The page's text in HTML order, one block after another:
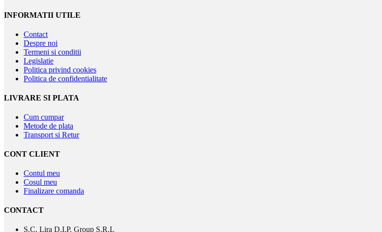
INFORMATII UTILE
Contact
Despre noi
Termeni si conditii
Legislatie
Politica privind cookies
Politica de confidentialitate
LIVRARE SI PLATA
Cum cumpar
Metode de plata
Transport si Retur
CONT CLIENT
Contul meu
Cosul meu
Finalizare comanda
CONTACT
S.C. Lira D.I.P. Group S.R.L